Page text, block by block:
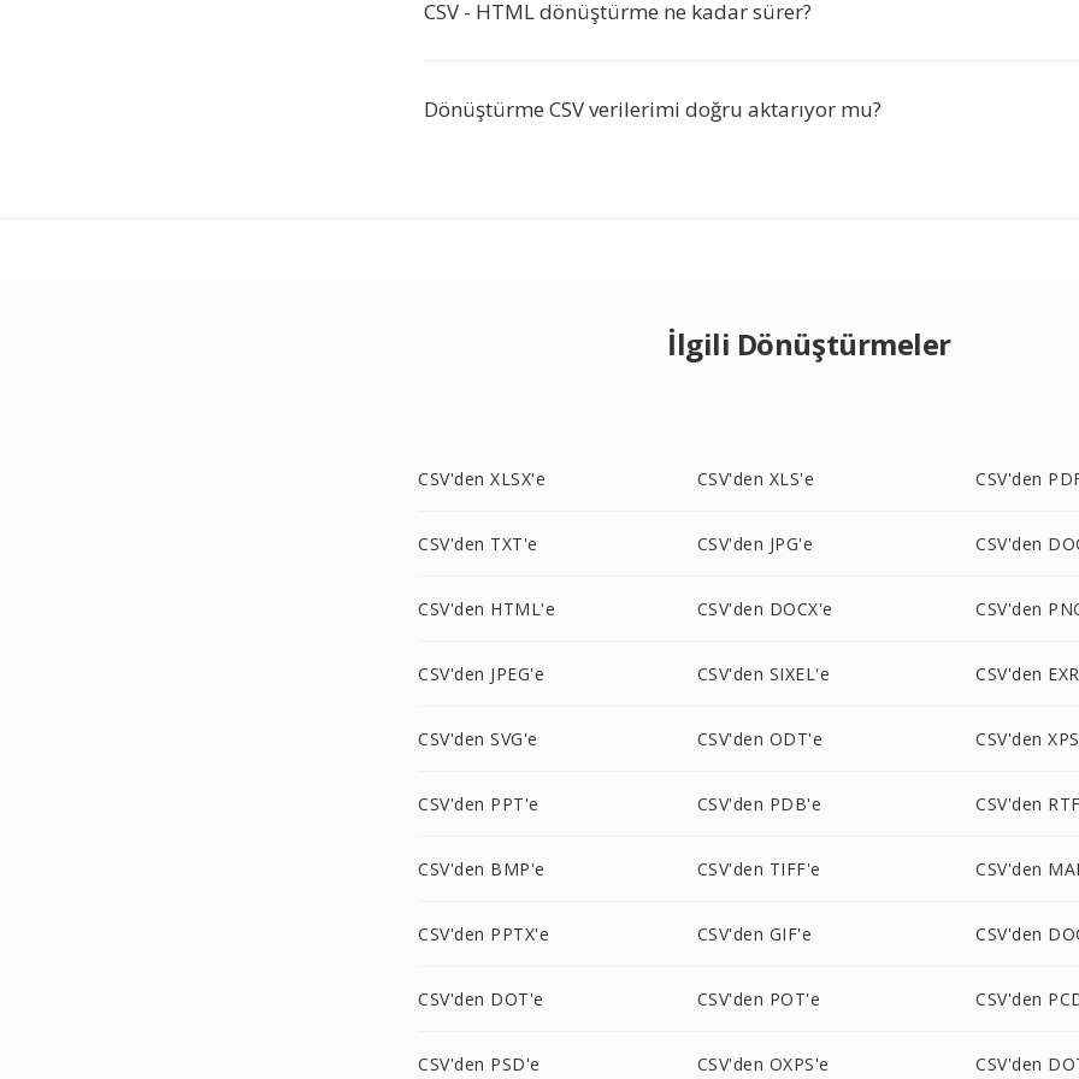
CSV - HTML dönüştürme ne kadar sürer?
Dönüştürme CSV verilerimi doğru aktarıyor mu?
İlgili Dönüştürmeler
CSV'den XLSX'e CSV'den XLS'e CSV'den
CSV'den TXT'e CSV'den JPG'e CSV'den
CSV'den HTML'e CSV'den DOCX'e CSV'den
CSV'den JPEG'e CSV'den SIXEL'e CSV'den
CSV'den SVG'e CSV'den ODT'e CSV'den
CSV'den PPT'e CSV'den PDB'e CSV'den
CSV'den BMP'e CSV'den TIFF'e CSV'den
CSV'den PPTX'e CSV'den GIF'e CSV'den
CSV'den DOT'e CSV'den POT'e CSV'den
CSV'den PSD'e CSV'den OXPS'e CSV'den